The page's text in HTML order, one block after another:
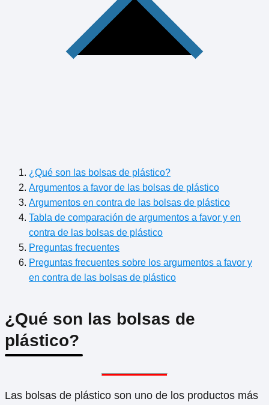
¿Qué son las bolsas de plástico?
Argumentos a favor de las bolsas de plástico
Argumentos en contra de las bolsas de plástico
Tabla de comparación de argumentos a favor y en
contra de las bolsas de plástico
Preguntas frecuentes
Preguntas frecuentes sobre los argumentos a favor y
en contra de las bolsas de plástico
¿Qué son las bolsas de
plástico?
Las bolsas de plástico son uno de los productos más